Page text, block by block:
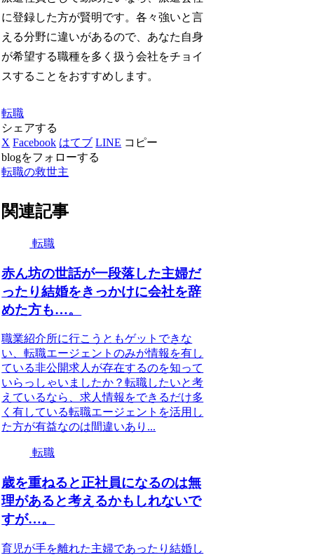
に登録した方が賢明です。各々強いと言
える分野に違いがあるので、あなた自身
が希望する職種を多く扱う会社をチョイ
スすることをおすすめします。
転職
シェアする
X Facebook はてブ LINE コピー
blogをフォローする
転職の救世主
関連記事
転職
赤ん坊の世話が一段落した主婦だ
ったり結婚をきっかけに会社を辞
めた方も…。
職業紹介所に行こうともゲットできな
い、転職エージェントのみが情報を有し
ている非公開求人が存在するのを知って
いらっしゃいましたか？転職したいと考
えているなら、求人情報をできるだけ多
く有している転職エージェントを活用し
た方が有益なのは間違いあり...
転職
歳を重ねると正社員になるのは無
理があると考えるかもしれないで
すが…。
育児が手を離れた主婦であったり結婚し